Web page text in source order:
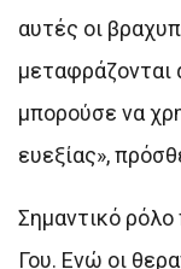
αυτές οι
μεταφράζονται
μπορούσε να
ευεξίας»,
Σημαντικό ρόλο
Γου. Ενώ οι